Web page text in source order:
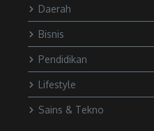
Daerah
Bisnis
Pendidikan
Lifestyle
Sains & Tekno